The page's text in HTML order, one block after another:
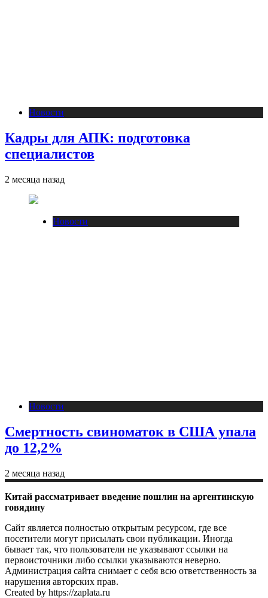
Новости
Кадры для АПК: подготовка
специалистов
2 месяца назад
Новости
Новости
Смертность свиноматок в США упала
до 12,2%
2 месяца назад
Китай рассматривает введение пошлин на аргентинскую
говядину
Сайт является полностью открытым ресурсом, где все
посетители могут присылать свои публикации. Иногда
бывает так, что пользователи не указывают ссылки на
первоисточники либо ссылки указываются неверно.
Администрация сайта снимает с себя всю ответственность за
нарушения авторских прав.
Created by https://zaplata.ru